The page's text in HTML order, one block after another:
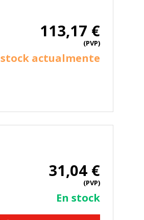
113,17 €
(PVP)
stock actualmente
31,04 €
(PVP)
En stock